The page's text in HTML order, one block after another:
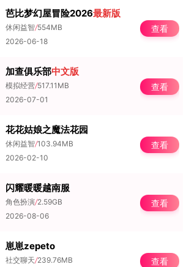
芭比梦幻屋冒险2026最新版
休闲益智/554MB
2026-06-18
查看
加查俱乐部中文版
模拟经营/517.11MB
2026-07-01
查看
花花姑娘之魔法花园
休闲益智/103.94MB
2026-02-10
查看
闪耀暖暖越南服
角色扮演/2.59GB
2026-08-06
查看
崽崽zepeto
社交聊天/239.76MB
查看